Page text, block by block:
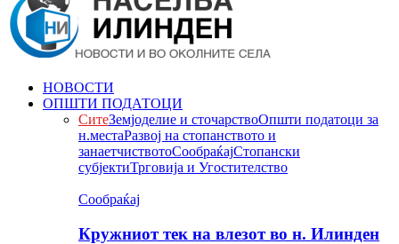
НОВОСТИ
ОПШТИ ПОДАТОЦИ
СитеЗемјоделие и сточарствоОпшти податоци за
н.местаРазвој на стопанството и
занаетчиствотоСообраќајСтопански
субјектиТрговија и Угостителство
Сообраќај
Кружниот тек на влезот во н. Илинден